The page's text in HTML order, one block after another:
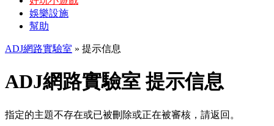
娛樂設施
幫助
ADJ網路實驗室 » 提示信息
ADJ網路實驗室 提示信息
指定的主題不存在或已被刪除或正在被審核，請返回。